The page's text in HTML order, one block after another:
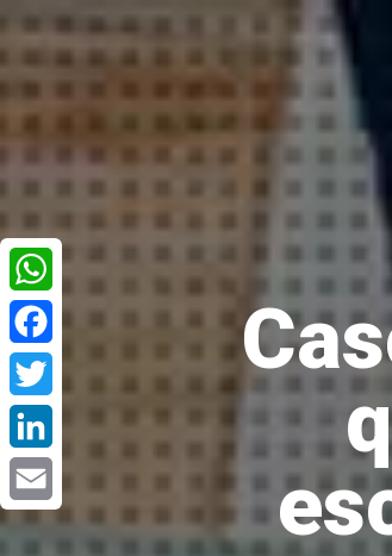
WhatsApp
Facebook
Twitter
LinkedIn
Email